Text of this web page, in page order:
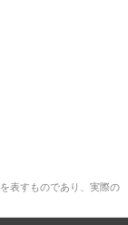
表すものであり、実際の